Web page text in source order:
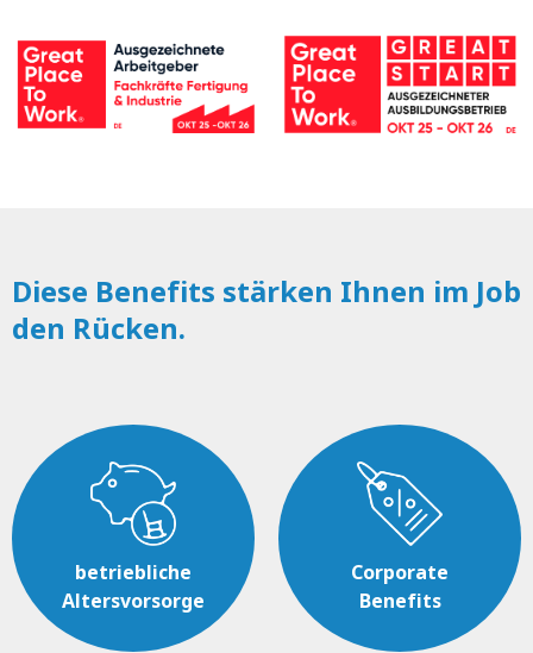
Diese Benefits stärken Ihnen im Job
den Rücken.
betriebliche
Altersvorsorge
Corporate
Benefits